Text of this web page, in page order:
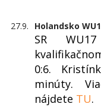
27.9. Holandsko
SR
0:6.
minúty.
nájdete TU.